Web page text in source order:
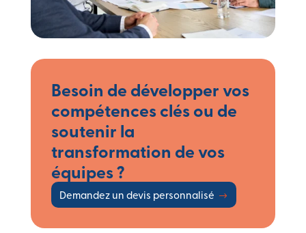
Besoin de développer vos
compétences clés ou de
soutenir la
transformation de vos
équipes ?
Demandez un devis personnalisé